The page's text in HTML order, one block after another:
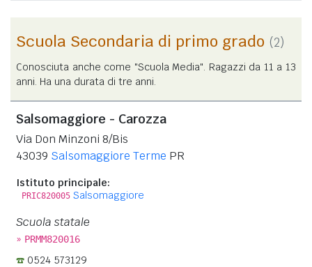
Scuola Secondaria di primo grado (2)
Conosciuta anche come "Scuola Media". Ragazzi da 11 a 13
anni. Ha una durata di tre anni.
Salsomaggiore - Carozza
Via Don Minzoni 8/Bis
43039 Salsomaggiore Terme PR
Istituto principale:
PRIC820005 Salsomaggiore
Scuola statale
» PRMM820016
0524 573129